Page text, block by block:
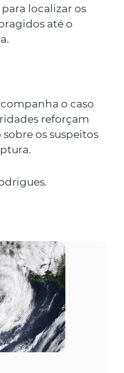
localizar os
até o
o caso
reforçam
os suspeitos